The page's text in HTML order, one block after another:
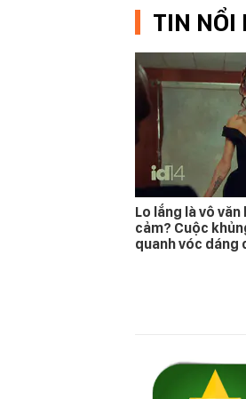
TIN NỔI
Lo lắng là vô văn
cảm? Cuộc
quanh vóc dáng